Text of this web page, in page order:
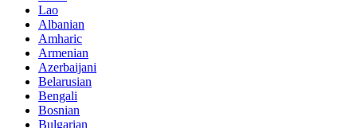
Lao
Albanian
Amharic
Armenian
Azerbaijani
Belarusian
Bengali
Bosnian
Bulgarian